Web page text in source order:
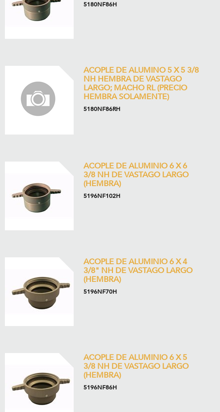
5180NF86H
ACOPLE DE ALUMINO 5 X 5 3/8
NH HEMBRA DE VASTAGO
LARGO; MACHO RL (PRECIO
HEMBRA SOLAMENTE)
5180NF86RH
ACOPLE DE ALUMINIO 6 X 6
3/8 NH DE VASTAGO LARGO
(HEMBRA)
5196NF102H
ACOPLE DE ALUMINIO 6 X 4
3/8" NH DE VASTAGO LARGO
(HEMBRA)
5196NF70H
ACOPLE DE ALUMINIO 6 X 5
3/8 NH DE VASTAGO LARGO
(HEMBRA)
5196NF86H